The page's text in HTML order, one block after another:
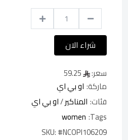
شراء الان
سعر:
ماركة: او بي اي
فئات: المناكير/او بي اي
Tags:
women
SKU:#NCOPI106209